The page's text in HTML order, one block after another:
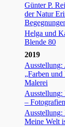
Günter P.
der Natur
Helga und
Blende 80
2019
Ausstellung:
„Farben
Malerei
Ausstellung:
– Fotografien
Ausstellung:
Meine Welt